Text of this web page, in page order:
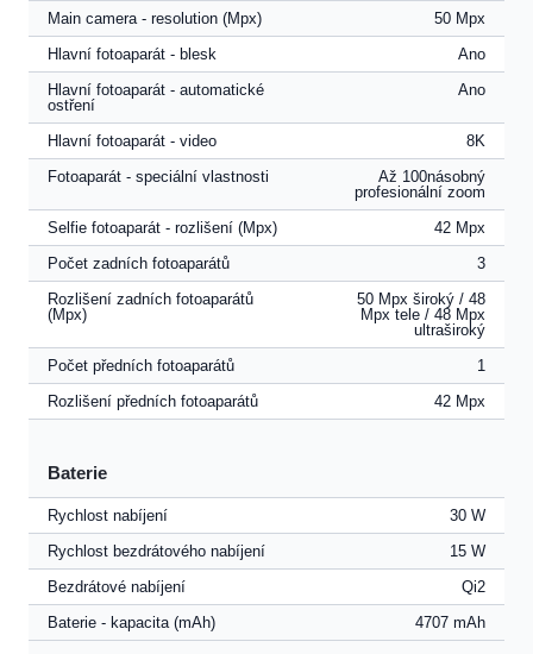
Main camera - resolution (Mpx)
50 Mpx
Hlavní fotoaparát - blesk
Ano
Hlavní fotoaparát - automatické
ostření
Ano
Hlavní fotoaparát - video
8K
Fotoaparát - speciální vlastnosti
Až 100násobný
profesionální zoom
Selfie fotoaparát - rozlišení (Mpx)
42 Mpx
Počet zadních fotoaparátů
3
Rozlišení zadních fotoaparátů
(Mpx)
50 Mpx široký / 48
Mpx tele / 48 Mpx
ultraširoký
Počet předních fotoaparátů
1
Rozlišení předních fotoaparátů
42 Mpx
Baterie
Rychlost nabíjení
30 W
Rychlost bezdrátového nabíjení
15 W
Bezdrátové nabíjení
Qi2
Baterie - kapacita (mAh)
4707 mAh